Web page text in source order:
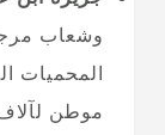
وشعاب
المحميات
موطن